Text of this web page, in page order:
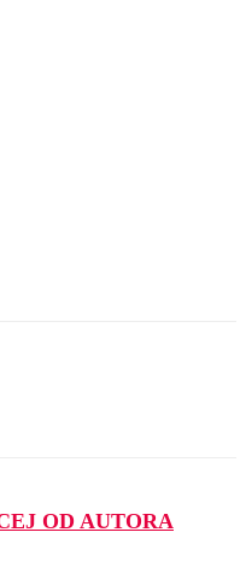
OD AUTORA